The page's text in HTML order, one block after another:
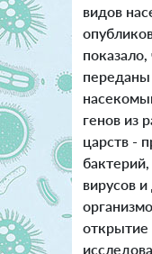
видов
генов из
царств -
вирусов
открытие